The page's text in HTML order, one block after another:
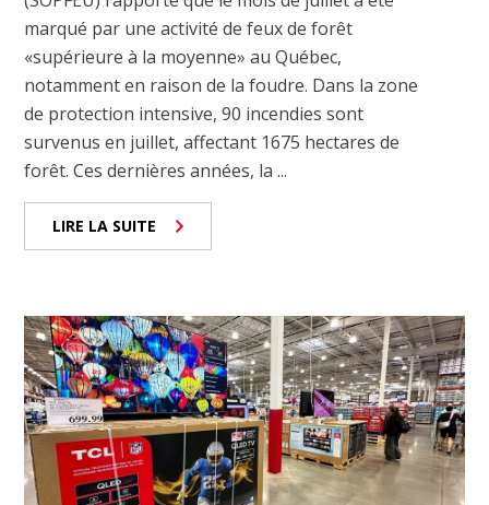
marqué par une activité de feux de forêt
«supérieure à la moyenne» au Québec,
notamment en raison de la foudre. Dans la zone
de protection intensive, 90 incendies sont
survenus en juillet, affectant 1675 hectares de
forêt. Ces dernières années, la ...
LIRE LA SUITE